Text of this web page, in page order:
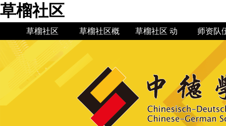
草榴社区
草榴社区 草榴社区概
草榴社区简
介
草榴社
史
草榴社区 动
闻
规章制
师资队
教授博
专业建